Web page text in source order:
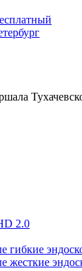
2.0
гибкие
жесткие